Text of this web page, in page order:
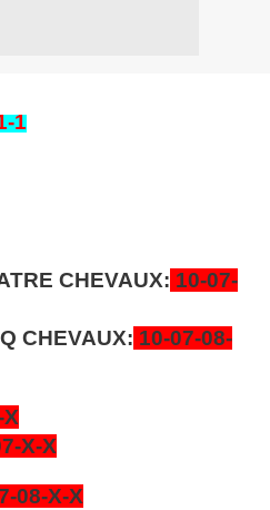
1
CHEVAUX: 10-07-
CHEVAUX: 10-07-08-
X
X-X
08-X-X